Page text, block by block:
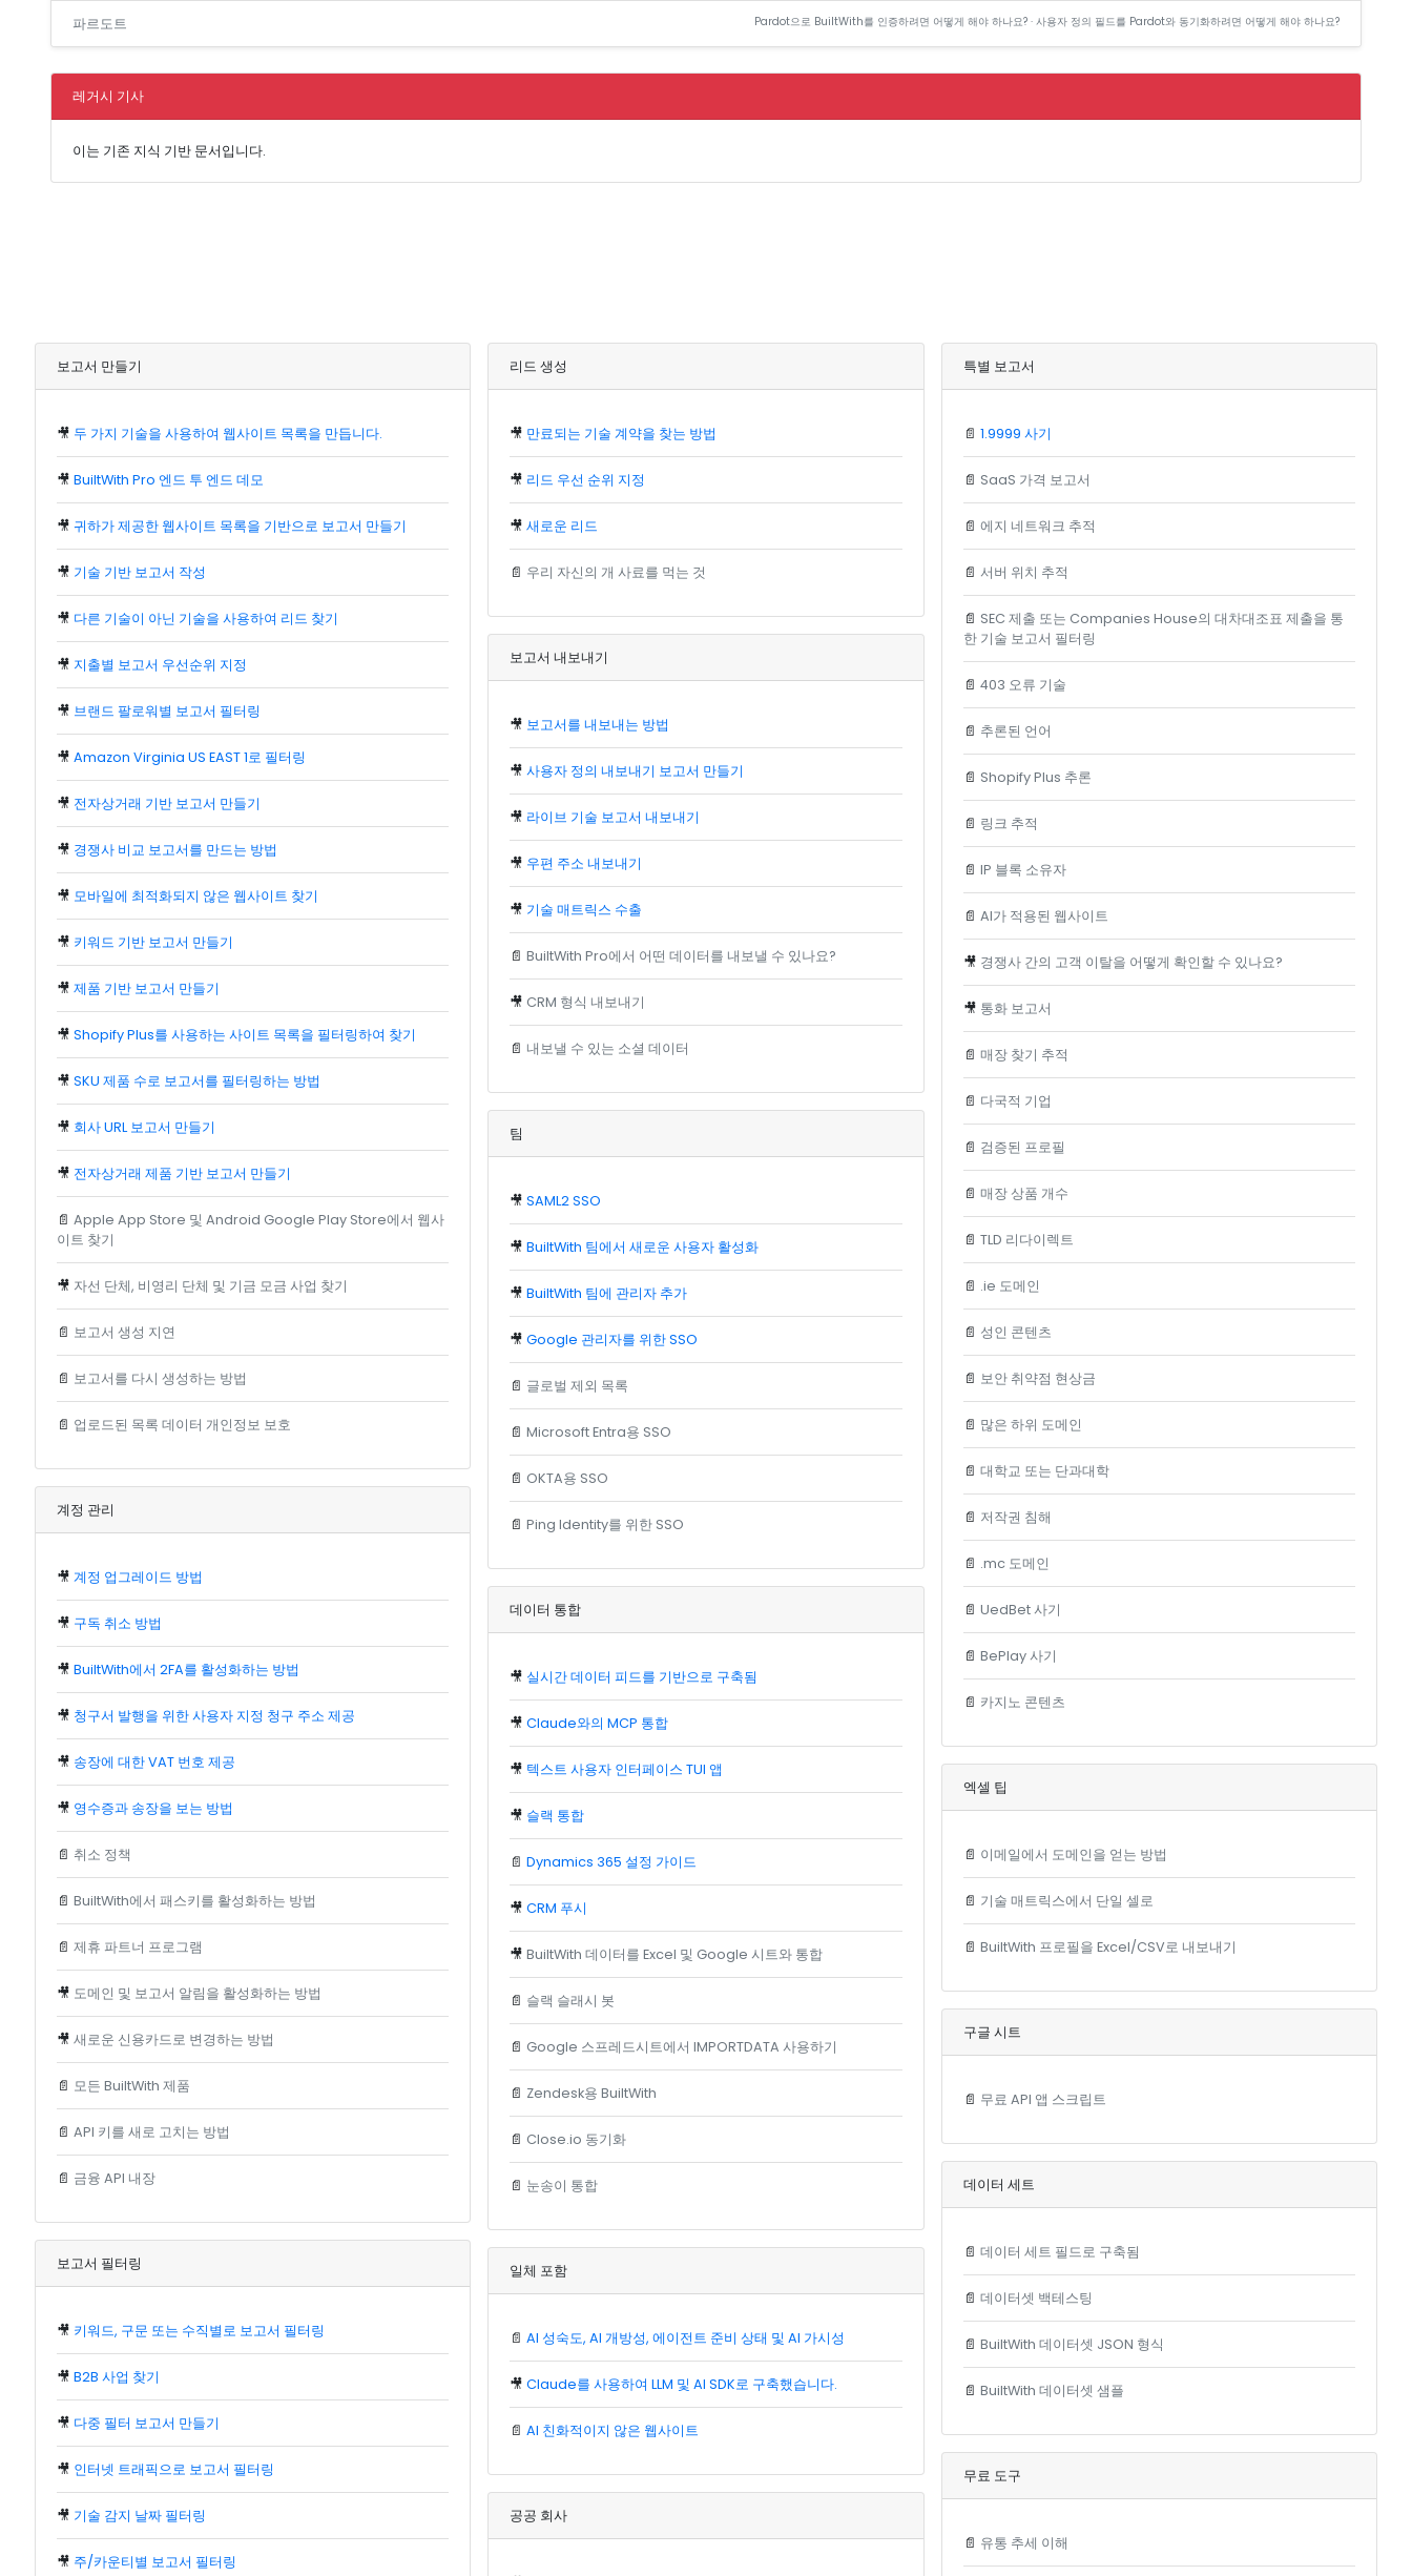
파르도트 Pardot으로 BuiltWith를 인증하려면 어떻게 해야 하나요? · 사용자 정의 필드를 Pardot와 동기화하려면 어떻게 해야 하나요?
레거시 기사
이는 기존 지식 기반 문서입니다.
보고서 만들기
🎥 두 가지 기술을 사용하여 웹사이트 목록을 만듭니다.
🎥 BuiltWith Pro 엔드 투 엔드 데모
🎥 귀하가 제공한 웹사이트 목록을 기반으로 보고서 만들기
🎥 기술 기반 보고서 작성
🎥 다른 기술이 아닌 기술을 사용하여 리드 찾기
🎥 지출별 보고서 우선순위 지정
🎥 브랜드 팔로워별 보고서 필터링
🎥 Amazon Virginia US EAST 1로 필터링
🎥 전자상거래 기반 보고서 만들기
🎥 경쟁사 비교 보고서를 만드는 방법
🎥 모바일에 최적화되지 않은 웹사이트 찾기
🎥 키워드 기반 보고서 만들기
🎥 제품 기반 보고서 만들기
🎥 Shopify Plus를 사용하는 사이트 목록을 필터링하여 찾기
🎥 SKU 제품 수로 보고서를 필터링하는 방법
🎥 회사 URL 보고서 만들기
🎥 전자상거래 제품 기반 보고서 만들기
📄 Apple App Store 및 Android Google Play Store에서 웹사
이트 찾기
🎥 자선 단체, 비영리 단체 및 기금 모금 사업 찾기
📄 보고서 생성 지연
📄 보고서를 다시 생성하는 방법
📄 업로드된 목록 데이터 개인정보 보호
계정 관리
🎥 계정 업그레이드 방법
🎥 구독 취소 방법
🎥 BuiltWith에서 2FA를 활성화하는 방법
🎥 청구서 발행을 위한 사용자 지정 청구 주소 제공
🎥 송장에 대한 VAT 번호 제공
🎥 영수증과 송장을 보는 방법
📄 취소 정책
📄 BuiltWith에서 패스키를 활성화하는 방법
📄 제휴 파트너 프로그램
🎥 도메인 및 보고서 알림을 활성화하는 방법
🎥 새로운 신용카드로 변경하는 방법
📄 모든 BuiltWith 제품
📄 API 키를 새로 고치는 방법
📄 금융 API 내장
보고서 필터링
🎥 키워드, 구문 또는 수직별로 보고서 필터링
🎥 B2B 사업 찾기
🎥 다중 필터 보고서 만들기
🎥 인터넷 트래픽으로 보고서 필터링
🎥 기술 감지 날짜 필터링
🎥 주/카운티별 보고서 필터링
리드 생성
🎥 만료되는 기술 계약을 찾는 방법
🎥 리드 우선 순위 지정
🎥새로운 리드
📄 우리 자신의 개 사료를 먹는 것
보고서 내보내기
🎥 보고서를 내보내는 방법
🎥사용자 정의 내보내기 보고서 만들기
🎥 라이브 기술 보고서 내보내기
🎥 우편 주소 내보내기
🎥 기술 매트릭스 수출
📄BuiltWith Pro에서 어떤 데이터를 내보낼 수 있나요?
🎥 CRM 형식 내보내기
📄 내보낼 수 있는 소셜 데이터
팀
🎥SAML2 SSO
🎥BuiltWith 팀에서 새로운 사용자 활성화
🎥BuiltWith 팀에 관리자 추가
🎥Google 관리자를 위한 SSO
📄 글로벌 제외 목록
📄Microsoft Entra용 SSO
📄 OKTA용 SSO
📄Ping Identity를 위한 SSO
데이터 통합
🎥 실시간 데이터 피드를 기반으로 구축됨
🎥Claude와의 MCP 통합
🎥 텍스트 사용자 인터페이스 TUI 앱
🎥 슬랙 통합
📄Dynamics 365 설정 가이드
🎥CRM 푸시
🎥BuiltWith 데이터를 Excel 및 Google 시트와 통합
📄 슬랙 슬래시 봇
📄 Google 스프레드시트에서 IMPORTDATA 사용하기
📄 Zendesk용 BuiltWith
📄 Close.io 동기화
📄 눈송이 통합
일체 포함
📄AI 성숙도, AI 개방성, 에이전트 준비 상태 및 AI 가시성
🎥Claude를 사용하여 LLM 및 AI SDK로 구축했습니다.
📄AI 친화적이지 않은 웹사이트
공공 회사
특별 보고서
📄 1.9999 사기
📄 SaaS 가격 보고서
📄 에지 네트워크 추적
📄 서버 위치 추적
📄 SEC 제출 또는 Companies House의 대차대조표 제출을 통
한 기술 보고서 필터링
📄 403 오류 기술
📄 추론된 언어
📄 Shopify Plus 추론
📄 링크 추적
📄 IP 블록 소유자
📄 AI가 적용된 웹사이트
🎥 경쟁사 간의 고객 이탈을 어떻게 확인할 수 있나요?
🎥 통화 보고서
📄 매장 찾기 추적
📄 다국적 기업
📄 검증된 프로필
📄 매장 상품 개수
📄 TLD 리다이렉트
📄 .ie 도메인
📄 성인 콘텐츠
📄 보안 취약점 현상금
📄 많은 하위 도메인
📄 대학교 또는 단과대학
📄 저작권 침해
📄 .mc 도메인
📄 UedBet 사기
📄 BePlay 사기
📄 카지노 콘텐츠
엑셀 팁
📄 이메일에서 도메인을 얻는 방법
📄 기술 매트릭스에서 단일 셀로
📄 BuiltWith 프로필을 Excel/CSV로 내보내기
구글 시트
📄 무료 API 앱 스크립트
데이터 세트
📄 데이터 세트 필드로 구축됨
📄 데이터셋 백테스팅
📄 BuiltWith 데이터셋 JSON 형식
📄 BuiltWith 데이터셋 샘플
무료 도구
📄 유통 추세 이해